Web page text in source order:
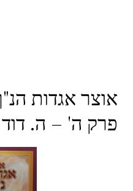
אוצר אגדות
פרק ה' – ה.